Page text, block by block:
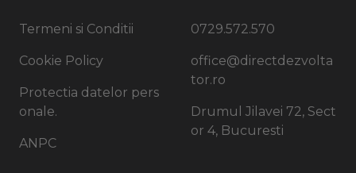
Termeni si Conditii
Cookie Policy
Protectia datelor pers
onale.
ANPC
0729.572.570
office@directdezvolta
tor.ro
Drumul Jilavei 72, Sect
or 4, Bucuresti